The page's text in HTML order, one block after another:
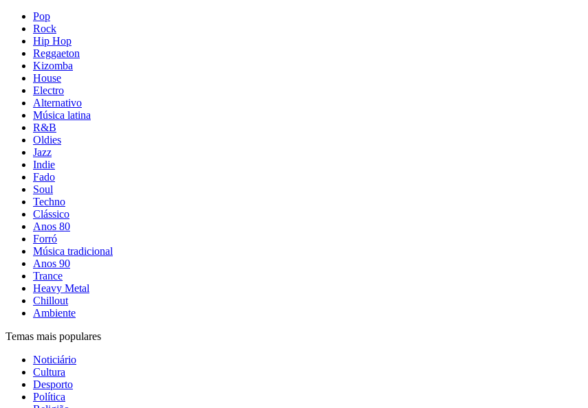
Pop
Rock
Hip Hop
Reggaeton
Kizomba
House
Electro
Alternativo
Música latina
R&B
Oldies
Jazz
Indie
Fado
Soul
Techno
Clássico
Anos 80
Forró
Música tradicional
Anos 90
Trance
Heavy Metal
Chillout
Ambiente
Temas mais populares
Noticiário
Cultura
Desporto
Política